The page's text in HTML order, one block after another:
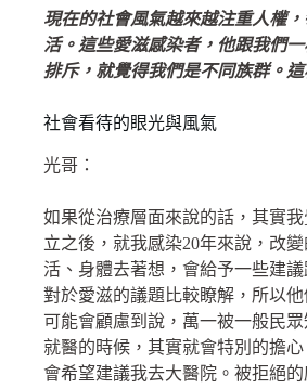
現在的社會風氣越來越注重人權
活。這些愛滋感染者，他跟我們
排斥，就覺得我們是不同族群。
社會看待的眼光與風氣
光哥：
如果從治療層面來說的話，其實
立之後，就我感染20年來說，改
活、身體去著想，會給予一些建
對於愛滋的議題比較瞭解，所以
可能會顧慮到說，萬一被一般民
就醫的時候，其實就會特別的擔
會希望建議我去大醫院。被拒絕